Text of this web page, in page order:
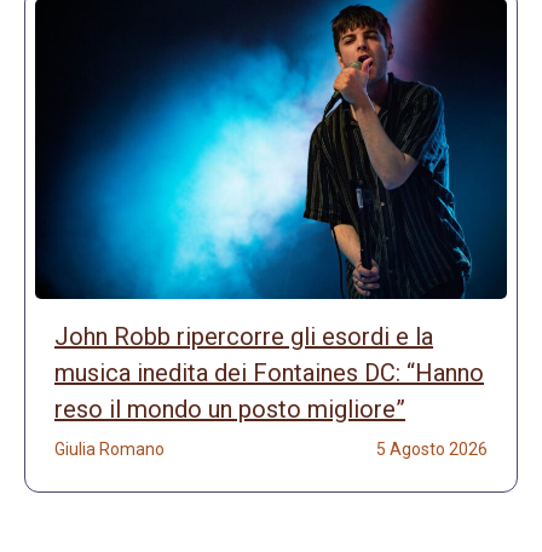
John Robb ripercorre gli esordi e la
musica inedita dei Fontaines DC: “Hanno
reso il mondo un posto migliore”
Giulia Romano 5 Agosto 2026